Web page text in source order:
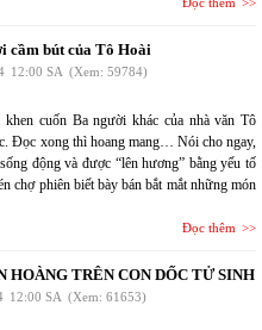
cầm bút của Tô Hoài
12:00 SA (Xem: 59784)
cuốn Ba người khác của nhà văn Tô
Đọc xong thì hoang mang… Nói cho ngay,
động và được “lên hương” bằng yếu tố
chợ phiên biết bày bán bắt mắt những món
Đọc thêm
HOÀNG TRÊN CON DỐC TỬ SINH
12:00 SA (Xem: 61653)